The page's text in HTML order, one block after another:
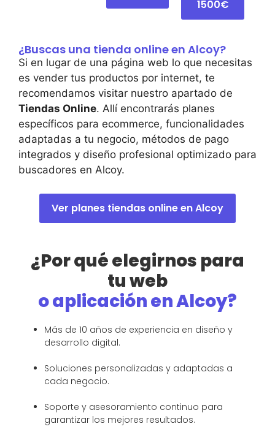
1500€
¿Buscas una tienda online en Alcoy?
Si en lugar de una página web lo que necesitas
es vender tus productos por internet, te
recomendamos visitar nuestro apartado de
Tiendas Online. Allí encontrarás planes
específicos para ecommerce, funcionalidades
adaptadas a tu negocio, métodos de pago
integrados y diseño profesional optimizado para
buscadores en Alcoy.
Ver planes tiendas online en Alcoy
¿Por qué elegirnos para
tu web
o aplicación en Alcoy?
Más de 10 años de experiencia en diseño y
desarrollo digital.
Soluciones personalizadas y adaptadas a
cada negocio.
Soporte y asesoramiento continuo para
garantizar los mejores resultados.